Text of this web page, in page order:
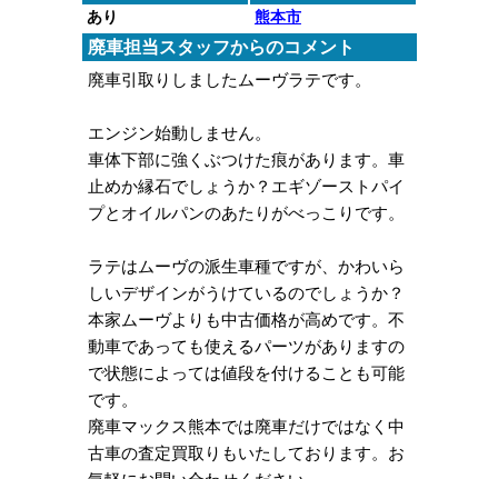
あり
熊本市
廃車担当スタッフからのコメント
廃車引取りしましたムーヴラテです。
エンジン始動しません。
車体下部に強くぶつけた痕があります。車
止めか縁石でしょうか？エギゾーストパイ
プとオイルパンのあたりがべっこりです。
ラテはムーヴの派生車種ですが、かわいら
しいデザインがうけているのでしょうか？
本家ムーヴよりも中古価格が高めです。不
動車であっても使えるパーツがありますの
で状態によっては値段を付けることも可能
です。
廃車マックス熊本では廃車だけではなく中
古車の査定買取りもいたしております。お